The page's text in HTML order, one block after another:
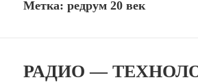
Метка:редрум 20 век
РАДИО —